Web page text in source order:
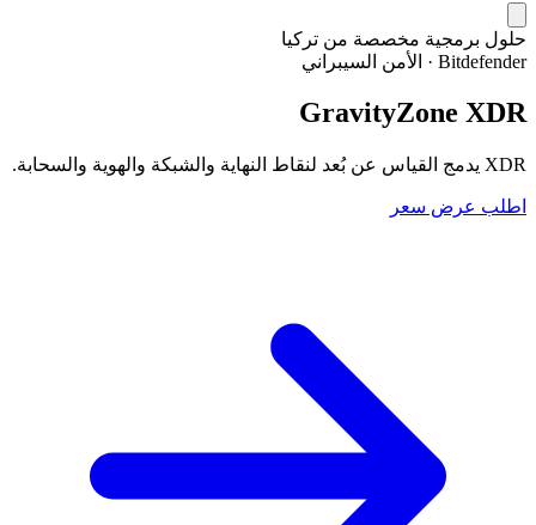
حلول برمجية مخصصة من تركيا
Bitdefender
· الأمن السيبراني
GravityZone XDR
XDR يدمج القياس عن بُعد لنقاط النهاية والشبكة والهوية والسحابة.
اطلب عرض سعر